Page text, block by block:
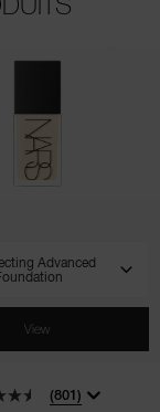
Light
Reflecting
Advanced
Skincare
View
(801)